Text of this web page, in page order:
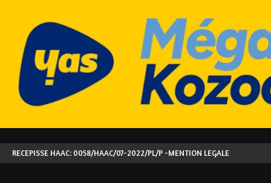
RECEPISSE HAAC: 0058/HAAC/07-2022/PL/P -MENTION LEGALE